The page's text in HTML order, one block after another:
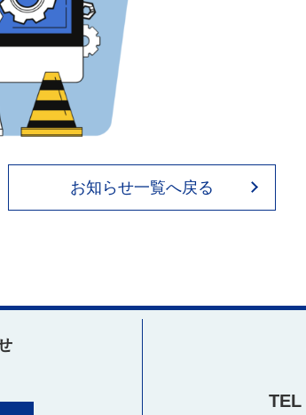
お知らせ一覧へ戻る
TEL